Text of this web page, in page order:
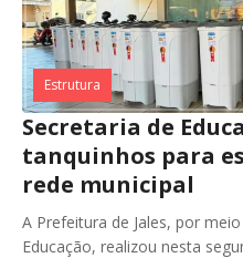
Estrutura
Secretaria de
tanquinhos para
rede municipal
A Prefeitura de Jales, por
Educação, realizou nesta